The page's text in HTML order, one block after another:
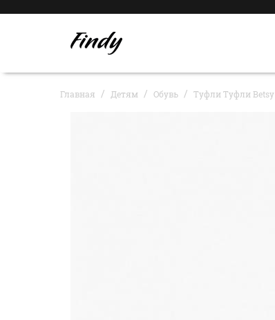
Главная Детям Обувь Туфли Туфли Betsy